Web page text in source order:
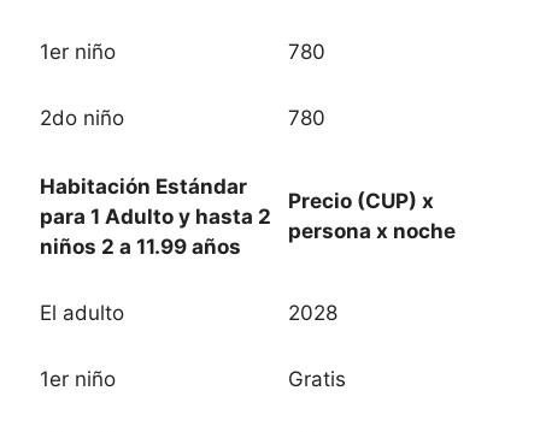
1er niño 780
2do niño 780
Habitación Estándar
para 1 Adulto y hasta 2
niños 2 a 11.99 años
Precio (CUP) x
persona x noche
El adulto 2028
1er niño Gratis